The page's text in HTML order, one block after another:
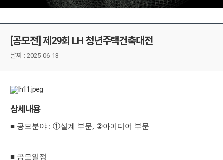
[공모전] 제29회 LH 청년주택건축대전
날짜 : 2025-06-13
상세내용
■ 공모분야 : ①설계 부문, ②아이디어 부문
■ 공모일정